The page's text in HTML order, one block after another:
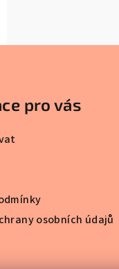
pro vás
osobních údajů